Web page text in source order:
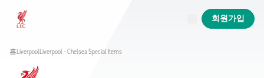
Now live
회원가입
홈LiverpoolLiverpool - Chelsea Special Items